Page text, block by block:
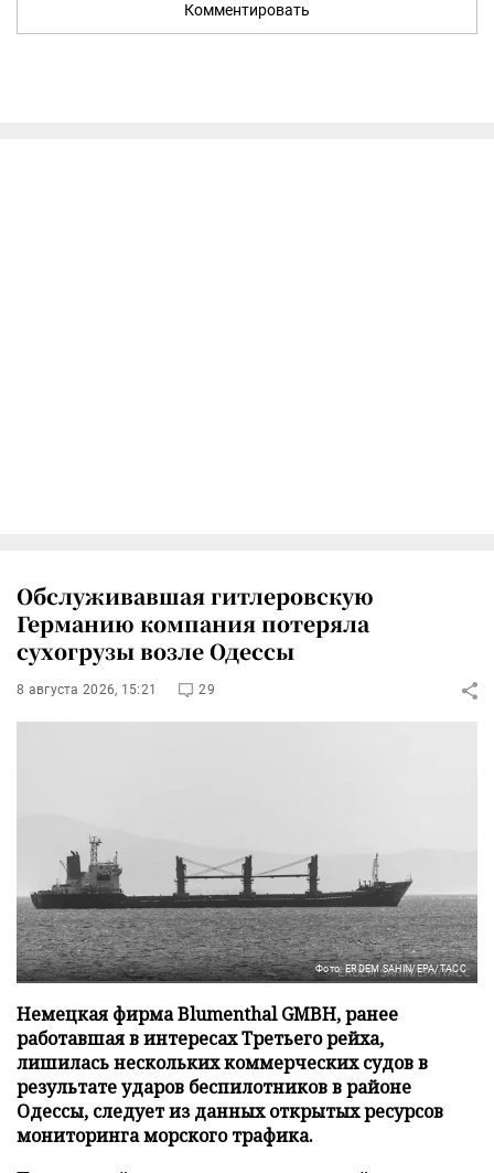
Комментировать
Обслуживавшая гитлеровскую
Германию компания потеряла
сухогрузы возле Одессы
8 августа 2026, 15:21 29
Фото: ERDEM SAHIN/EPA/ТАСС
Немецкая фирма Blumenthal GMBH, ранее
работавшая в интересах Третьего рейха,
лишилась нескольких коммерческих судов в
результате ударов беспилотников в районе
Одессы, следует из данных открытых ресурсов
мониторинга морского трафика.